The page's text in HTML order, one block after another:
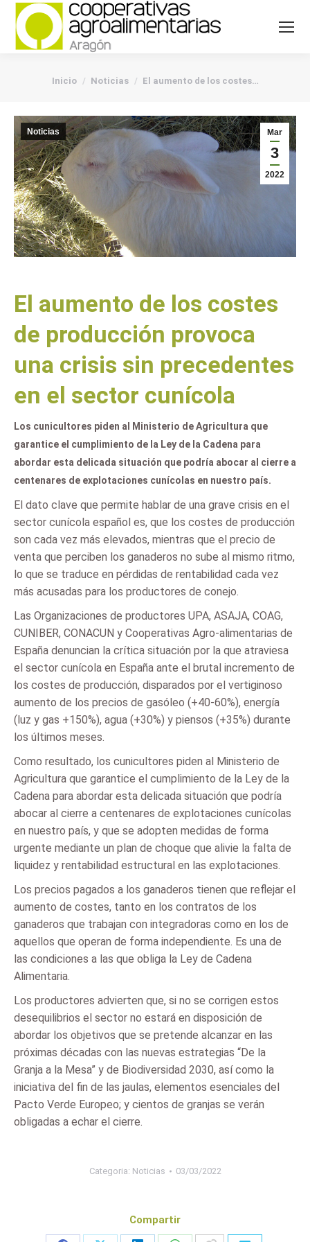
You are here:
Inicio Noticias El aumento de los costes…
Mar
3
2022
Noticias
El aumento de los costes
de producción provoca
una crisis sin precedentes
en el sector cunícola
Los cunicultores piden al Ministerio de Agricultura que
garantice el cumplimiento de la Ley de la Cadena para
abordar esta delicada situación que podría abocar al cierre a
centenares de explotaciones cunícolas en nuestro país.
El dato clave que permite hablar de una grave crisis en el
sector cunícola español es, que los costes de producción
son cada vez más elevados, mientras que el precio de
venta que perciben los ganaderos no sube al mismo ritmo,
lo que se traduce en pérdidas de rentabilidad cada vez
más acusadas para los productores de conejo.
Las Organizaciones de productores UPA, ASAJA, COAG,
CUNIBER, CONACUN y Cooperativas Agro-alimentarias de
España denuncian la crítica situación por la que atraviesa
el sector cunícola en España ante el brutal incremento de
los costes de producción, disparados por el vertiginoso
aumento de los precios de gasóleo (+40-60%), energía
(luz y gas +150%), agua (+30%) y piensos (+35%) durante
los últimos meses.
Como resultado, los cunicultores piden al Ministerio de
Agricultura que garantice el cumplimiento de la Ley de la
Cadena para abordar esta delicada situación que podría
abocar al cierre a centenares de explotaciones cunícolas
en nuestro país, y que se adopten medidas de forma
urgente mediante un plan de choque que alivie la falta de
liquidez y rentabilidad estructural en las explotaciones.
Los precios pagados a los ganaderos tienen que reflejar el
aumento de costes, tanto en los contratos de los
ganaderos que trabajan con integradoras como en los de
aquellos que operan de forma independiente. Es una de
las condiciones a las que obliga la Ley de Cadena
Alimentaria.
Los productores advierten que, si no se corrigen estos
desequilibrios el sector no estará en disposición de
abordar los objetivos que se pretende alcanzar en las
próximas décadas con las nuevas estrategias “De la
Granja a la Mesa” y de Biodiversidad 2030, así como la
iniciativa del fin de las jaulas, elementos esenciales del
Pacto Verde Europeo; y cientos de granjas se verán
obligadas a echar el cierre.
Categoria: Noticias 03/03/2022
Compartir